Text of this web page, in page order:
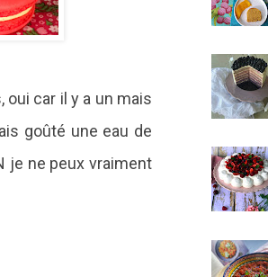
car il y a un mais
goûté une eau de
je ne peux vraiment